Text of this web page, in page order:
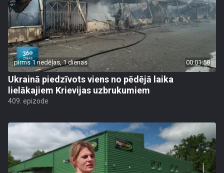
pirms 1 nedēļas, 1 dienas 00:01:58
Ukrainā piedzīvots viens no pēdējā laika
lielākajiem Krievijas uzbrukumiem
409. epizode